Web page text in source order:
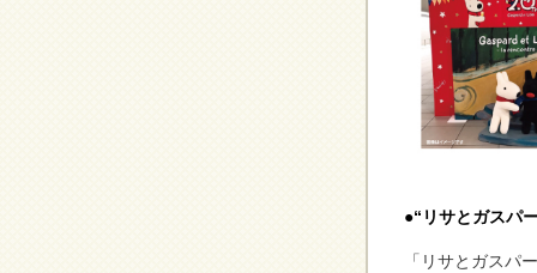
●“ リサとガスパ
「リサとガスパ